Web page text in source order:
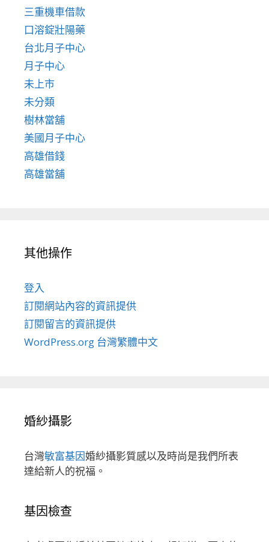
三重機車借款
口溶錠壯陽藥
台北月子中心
月子中心
未上市
未分類
樹林當舖
美國月子中心
高雄借錢
高雄當舖
其他操作
登入
訂閱網站內容的資訊提供
訂閱留言的資訊提供
WordPress.org 台灣繁體中文
婚紗攝影
台灣敏富基因婚紗攝影質感以及時尚是我們所表
達給新人的祝福。
基因檢查